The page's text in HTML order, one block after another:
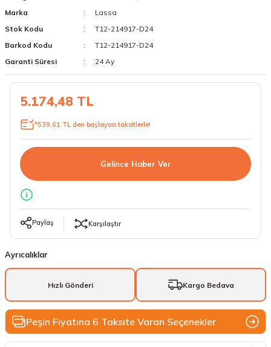
19 Lastikler
20 Lastikler
23 Lastikler
Marka
Lassa
Stok Kodu
T12-214917-D24
Barkod Kodu
T12-214917-D24
Garanti Süresi
24 Ay
5.174,48 TL
*539,61 TL den başlayan taksitlerle!
Gelince Haber Ver
Paylaş Karşılaştır
Ayrıcalıklar
Hızlı Gönderi Kargo Bedava
Peşin Fiyatına 6 Taksite Varan Seçenekler